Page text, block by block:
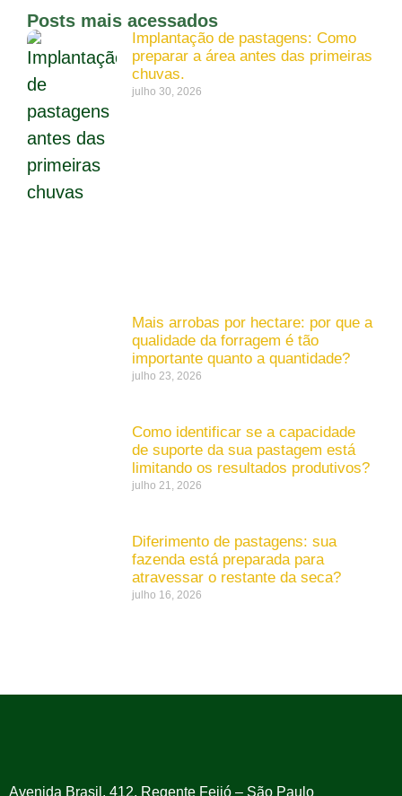
Posts mais acessados
Implantação de pastagens: Como
preparar a área antes das primeiras
chuvas.
julho 30, 2026
Mais arrobas por hectare: por que a
qualidade da forragem é tão
importante quanto a quantidade?
julho 23, 2026
Como identificar se a capacidade
de suporte da sua pastagem está
limitando os resultados produtivos?
julho 21, 2026
Diferimento de pastagens: sua
fazenda está preparada para
atravessar o restante da seca?
julho 16, 2026
Avenida Brasil, 412, Regente Feijó – São Paulo